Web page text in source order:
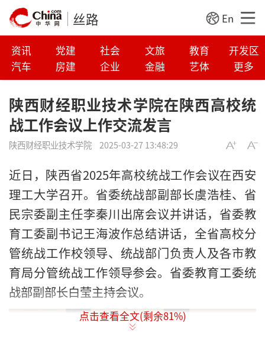
丝路 En
资讯 党建 社会 文旅 教育
开发区
汽车
房建 企业 金融 艺体 更多
陕西财经职业技术学院在陕西高校统
战工作会议上作交流发言
陕西财经职业技术学院 2025-03-27 13:48:29
近日，陕西省2025年高校统战工作会议在西安
理工大学召开。省委统战部副部长虞浩桂、省
民宗委副主任李秦川出席会议并讲话，省委教
育工委副书记王海波作总结讲话，全省高校分
管统战工作校领导、统战部门负责人及各市教
育局分管统战工作领导参会。省委教育工委统
战部副部长白莹主持会议。
点击查看全文(剩余81%)